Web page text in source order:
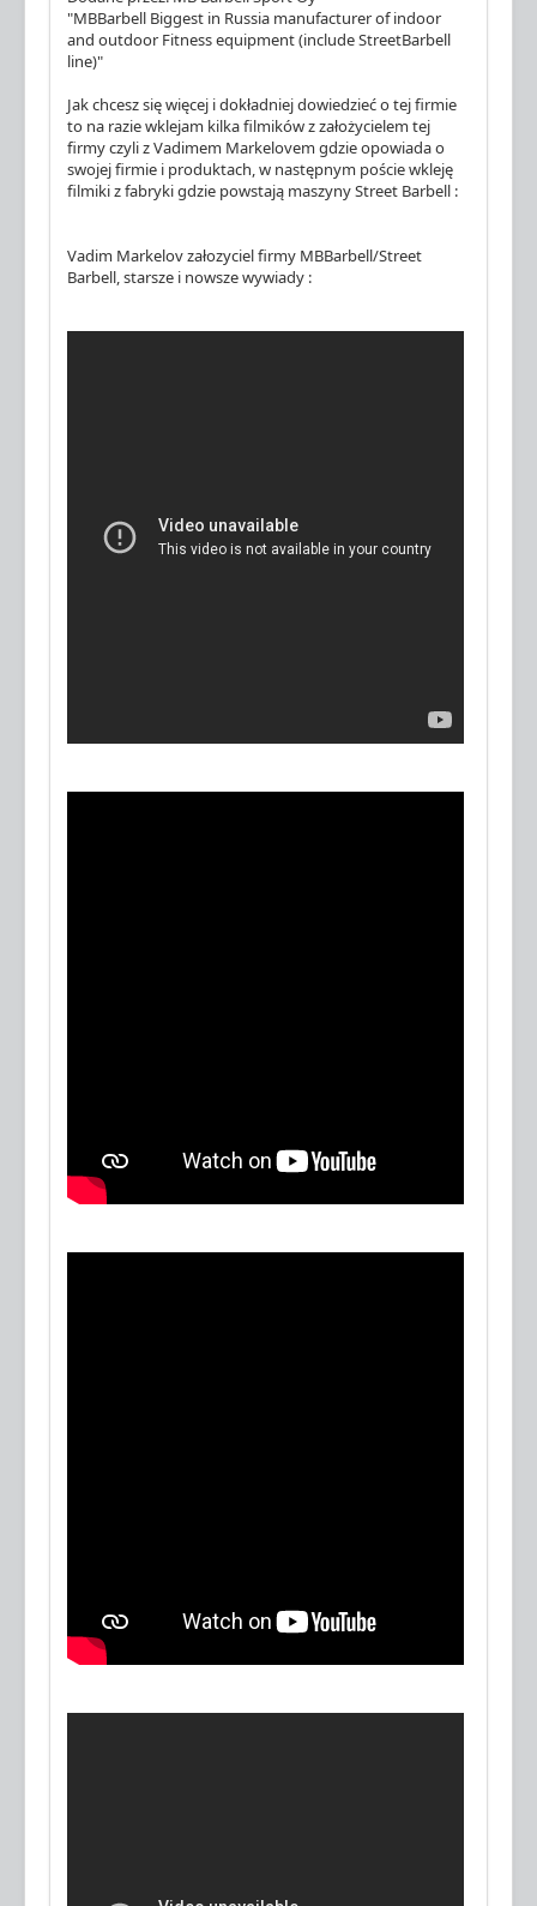
"MBBarbell Biggest in Russia manufacturer of indoor
and outdoor Fitness equipment (include StreetBarbell
line)"
Jak chcesz się więcej i dokładniej dowiedzieć o tej firmie
to na razie wklejam kilka filmików z założycielem tej
firmy czyli z Vadimem Markelovem gdzie opowiada o
swojej firmie i produktach, w następnym poście wkleję
filmiki z fabryki gdzie powstają maszyny Street Barbell :
Vadim Markelov załozyciel firmy MBBarbell/Street
Barbell, starsze i nowsze wywiady :